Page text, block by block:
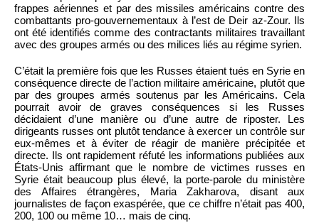
frappes aériennes et par des missiles américains contre des
combattants pro-gouvernementaux à l’est de Deir az-Zour. Ils
ont été identifiés comme des contractants militaires travaillant
avec des groupes armés ou des milices liés au régime syrien.
C’était la première fois que les Russes étaient tués en Syrie en
conséquence directe de l’action militaire américaine, plutôt que
par des groupes armés soutenus par les Américains. Cela
pourrait avoir de graves conséquences si les Russes
décidaient d’une manière ou d’une autre de riposter. Les
dirigeants russes ont plutôt tendance à exercer un contrôle sur
eux-mêmes et à éviter de réagir de manière précipitée et
directe. Ils ont rapidement réfuté les informations publiées aux
États-Unis affirmant que le nombre de victimes russes en
Syrie était beaucoup plus élevé, la porte-parole du ministère
des Affaires étrangères, Maria Zakharova, disant aux
journalistes de façon exaspérée, que ce chiffre n’était pas 400,
200, 100 ou même 10… mais de cinq.